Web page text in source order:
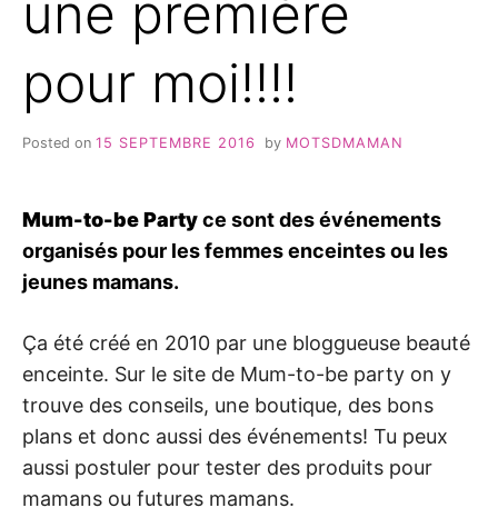
une première
pour moi!!!!
Posted on 15 SEPTEMBRE 2016 by MOTSDMAMAN
Mum-to-be Partyce sont des événements
organisés pour les femmes enceintes ou les
jeunes mamans.
Ça été créé en 2010 par une bloggueuse beauté
enceinte. Sur le site de Mum-to-be party on y
trouve des conseils, une boutique, des bons
plans et donc aussi des événements! Tu peux
aussi postuler pour tester des produits pour
mamans ou futures mamans.